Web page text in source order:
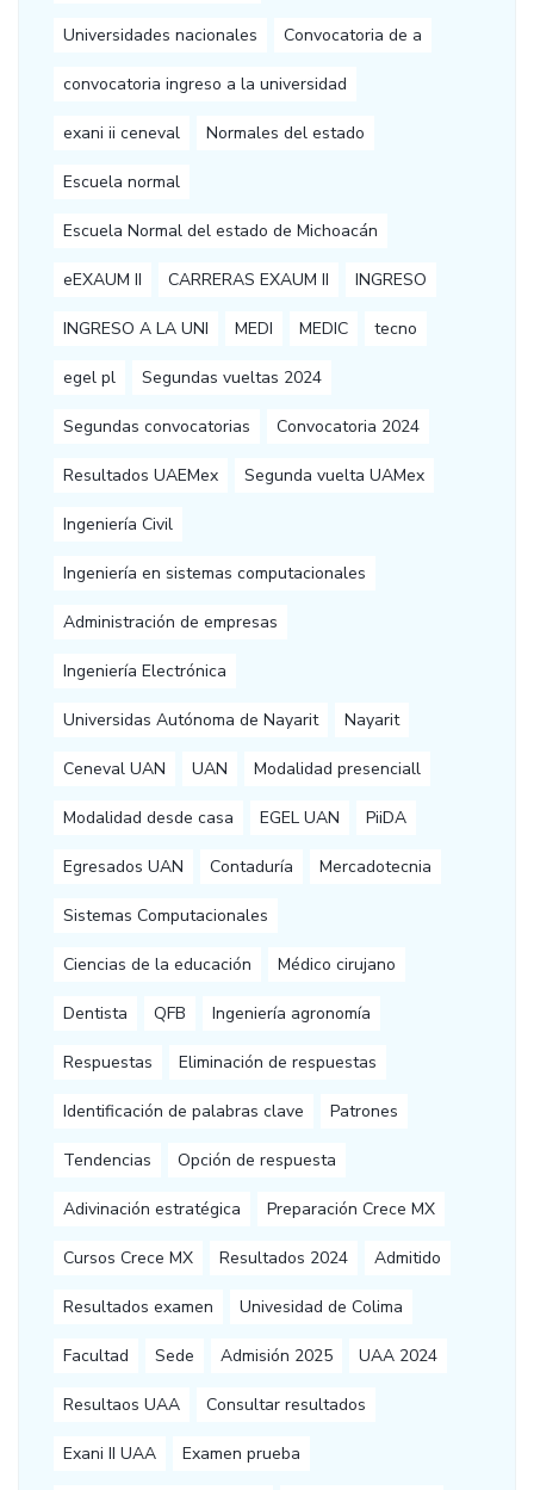
Universidades nacionales Convocatoria de a
convocatoria ingreso a la universidad
exani ii ceneval Normales del estado
Escuela normal
Escuela Normal del estado de Michoacán
eEXAUM II CARRERAS EXAUM II INGRESO
INGRESO A LA UNI MEDI MEDIC tecno
egel pl Segundas vueltas 2024
Segundas convocatorias Convocatoria 2024
Resultados UAEMex Segunda vuelta UAMex
Ingeniería Civil
Ingeniería en sistemas computacionales
Administración de empresas
Ingeniería Electrónica
Universidas Autónoma de Nayarit Nayarit
Ceneval UAN UAN Modalidad presenciall
Modalidad desde casa EGEL UAN PiiDA
Egresados UAN Contaduría Mercadotecnia
Sistemas Computacionales
Ciencias de la educación Médico cirujano
Dentista QFB Ingeniería agronomía
Respuestas Eliminación de respuestas
Identificación de palabras clave Patrones
Tendencias Opción de respuesta
Adivinación estratégica Preparación Crece MX
Cursos Crece MX Resultados 2024 Admitido
Resultados examen Univesidad de Colima
Facultad Sede Admisión 2025 UAA 2024
Resultaos UAA Consultar resultados
Exani II UAA Examen prueba